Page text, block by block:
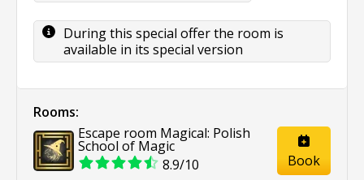
During this special offer the room is
available in its special version
Rooms:
Escape room Magical: Polish
School of Magic
8.9/10
Book